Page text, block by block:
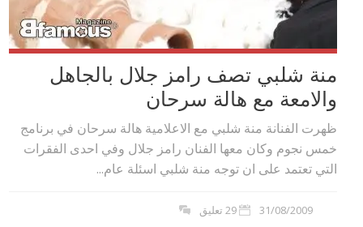
منة شلبي تصف رامز جلال بالجاهل
والامعة مع هالة سرحان
ظهرت الفنانة منة شلبي مع الاعلامية هالة سرحان في برنامج
خمس نجوم وكان معها الفنان رامز جلال وفي احدى الفقرات
التي تعتمد على ان توجه منة شلبي اسئلة عام...
31/08/2009 29 تعليق